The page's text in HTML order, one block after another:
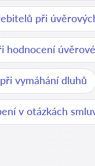
při
hodnocení
vymáhání dluhů
v otázkách